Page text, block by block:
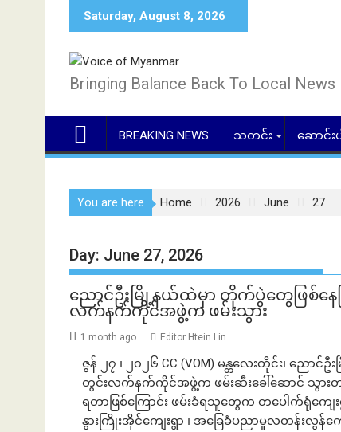
Saturday, August 8, 2026
Bringing Balance Back To Local News
BREAKING NEWS သတင်း ဆောင်းပ
You are here Home 2026 June 27
Day: June 27, 2026
ညောင်ဦးမြို့နယ်ထဲမှာ တိုက်ပွဲတွေဖြစ်နေ
လက်နက်ကိုင်အဖွဲ့က ဖမ်းသွား
1 month ago Editor Htein Lin
ဇွန် ၂၇ ၊ ၂၀၂၆ CC (VOM) မန္တလေးတိုင်း၊ ညေ
တွင်းလက်နက်ကိုင်အဖွဲ့က ဖမ်းဆီးခေါ်ဆောင် သွား
ရတာဖြစ်ကြောင်း ဖမ်းခံရသူတွေက တပေါက်ရုံကျေး
နွားကြိုးအိုင်ကျေးရွာ ၊ အခြေခံပညာမူလတန်း